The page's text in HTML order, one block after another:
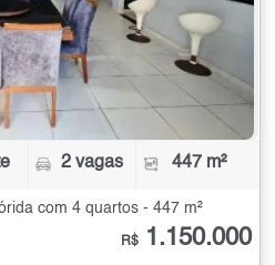
2 vagas 447 m²
com 4 quartos - 447 m²
R$ 1.150.000